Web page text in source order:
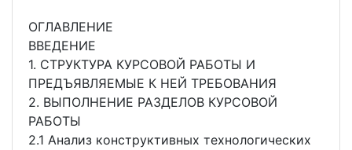
ОГЛАВЛЕНИЕ
ВВЕДЕНИЕ
1. СТРУКТУРА КУРСОВОЙ РАБОТЫ И
ПРЕДЪЯВЛЯЕМЫЕ К НЕЙ ТРЕБОВАНИЯ
2. ВЫПОЛНЕНИЕ РАЗДЕЛОВ КУРСОВОЙ
РАБОТЫ
2.1 Анализ конструктивных технологических